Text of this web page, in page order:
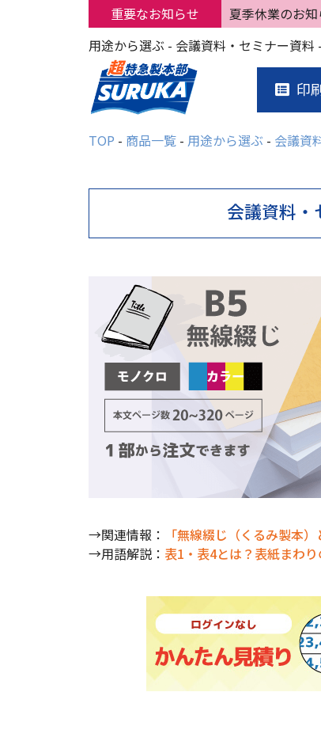
重要なお知らせ
夏季休業のお
印
TOP 商品一覧 用途から選ぶ 会議資
会議資料・
→関連情報：
「無線綴じ（くるみ製本
→用語解説： 表1・表4とは？表紙まわ